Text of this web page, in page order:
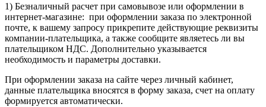
1) Безналичный расчет при самовывозе или оформлении в
интернет-магазине: при оформлении заказа по электронной
почте, к вашему запросу прикрепите действующие реквизиты
компании-плательщика, а также сообщите являетесь ли вы
плательщиком НДС. Дополнительно указывается
необходимость и параметры доставки.
При оформлении заказа на сайте через личный кабинет,
данные плательщика вносятся в форму заказа, счет на оплату
формируется автоматически.